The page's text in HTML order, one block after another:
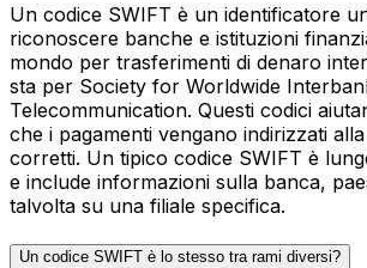
Un codice SWIFT è un identificatore
riconoscere banche e istituzioni
mondo per trasferimenti di denaro
sta per Society for Worldwide
Telecommunication. Questi codici
che i pagamenti vengano indirizzati
corretti. Un tipico codice SWIFT è
e include informazioni sulla banca,
talvolta su una filiale specifica.
Un codice SWIFT è lo stesso tra rami diversi?